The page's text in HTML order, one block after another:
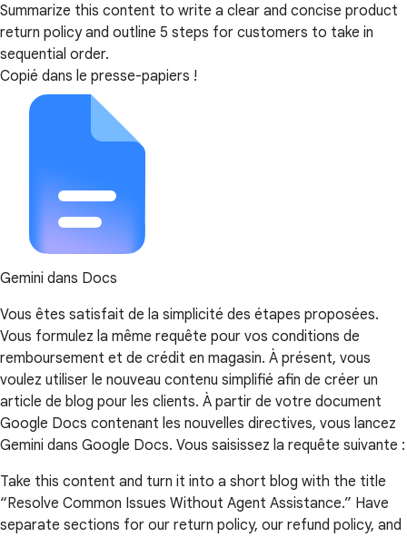
Summarize this content to write a clear and concise product
return policy and outline 5 steps for customers to take in
sequential order.
Copié dans le presse-papiers !
Gemini dans Docs
Vous êtes satisfait de la simplicité des étapes proposées.
Vous formulez la même requête pour vos conditions de
remboursement et de crédit en magasin. À présent, vous
voulez utiliser le nouveau contenu simplifié afin de créer un
article de blog pour les clients. À partir de votre document
Google Docs contenant les nouvelles directives, vous lancez
Gemini dans Google Docs. Vous saisissez la requête suivante :
Take this content and turn it into a short blog with the title
“Resolve Common Issues Without Agent Assistance.” Have
separate sections for our return policy, our refund policy, and